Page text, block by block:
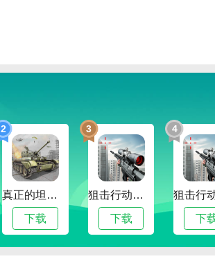
定位功能查找周围附近的师傅资源
：提供了强大的地图定位功能可以帮
傅的位置
是一款专为家长和老师设计的教育类
提供了丰富多彩的教育资源，包括启
、绘本阅读等内容，帮助孩子们在轻
习和成长，小象班班还有互动课程和
孩子们提供了更广泛的学习机会和指
2
真正的坦克大战
下载
3
狙击行动代号猎鹰
下载
4
下